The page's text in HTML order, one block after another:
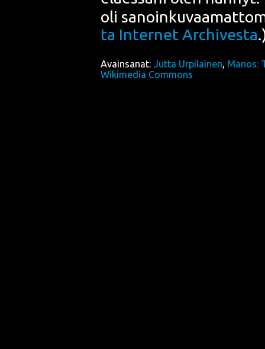
oli
ta Inter­net Arc­hi­ves­ta
Avainsanat: Jutta Urpilainen, Manos:
Wikimedia Commons